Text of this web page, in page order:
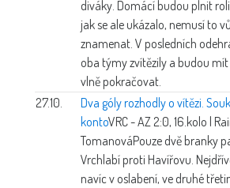
diváky. Domácí budou plnit
jak se ale ukázalo, nemusí to
znamenat. V posledních
oba týmy zvítězily a budou
vlně pokračovat.
27.10.
Dva góly rozhodly o vítězi.
kontoVRC - AZ 2:0, 16.kolo |
TomanováPouze dvě branky
Vrchlabí proti Havířovu.
navíc v oslabení, ve druhé